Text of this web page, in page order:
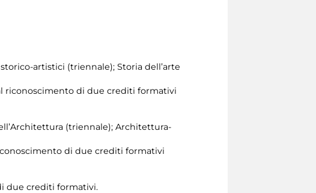
artistici (triennale); Storia dell’arte
riconoscimento di due crediti formativi
(triennale); Architettura-
di due crediti formativi
due crediti formativi.